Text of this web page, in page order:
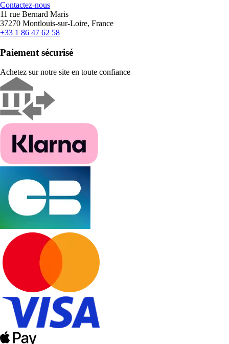
Contactez-nous
11 rue Bernard Maris
37270 Montlouis-sur-Loire, France
+33 1 86 47 62 58
Paiement sécurisé
Achetez sur notre site en toute confiance